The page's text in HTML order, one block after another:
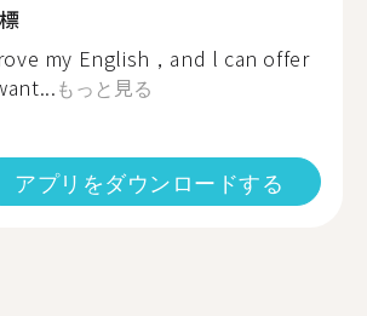
my English，and l can offer
もっと見る
アプリをダウンロードする